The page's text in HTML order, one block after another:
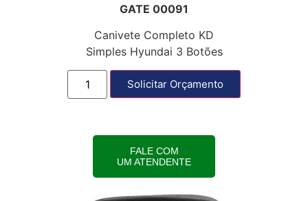
GATE 00091
Canivete Completo KD
Simples Hyundai 3 Botões
Solicitar Orçamento
FALE COM
UM ATENDENTE